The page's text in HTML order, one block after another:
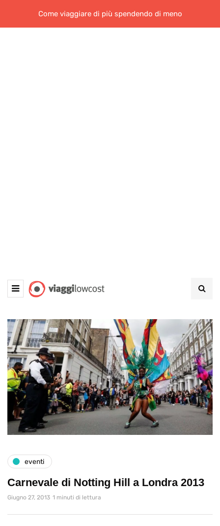
Come viaggiare di più spendendo di meno
eventi
Carnevale di Notting Hill a Londra 2013
Giugno 27, 2013 1 minuti di lettura